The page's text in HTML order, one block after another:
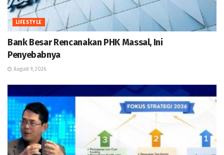
LIFESTYLE
Bank Besar Rencanakan PHK Massal, Ini
Penyebabnya
August 9, 2026